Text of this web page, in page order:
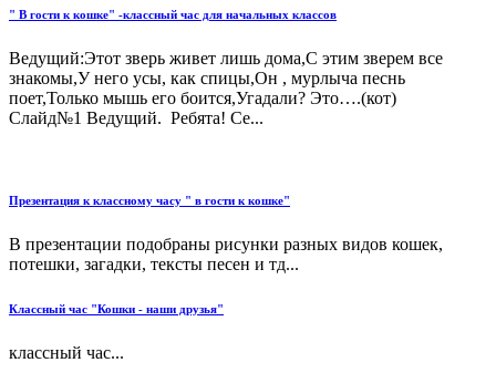
" В гости к кошке" -классный час для начальных классов
Ведущий:Этот зверь живет лишь дома,С этим зверем все
знакомы,У него усы, как спицы,Он , мурлыча песнь
поет,Только мышь его боится,Угадали? Это….(кот)
Слайд№1 Ведущий. Ребята! Се...
Презентация к классному часу " в гости к кошке"
В презентации подобраны рисунки разных видов кошек,
потешки, загадки, тексты песен и тд...
Классный час "Кошки - наши друзья"
классный час...